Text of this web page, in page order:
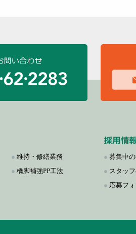
● 維持・修繕業務
● 橋脚補強PP工法
● 募集中
● スタッ
● 応募フ